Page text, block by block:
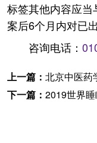
标签其他内容应
案后6个月内对已
咨询电话：
上一篇： 北京中医药学会
下一篇： 2019世界睡眠